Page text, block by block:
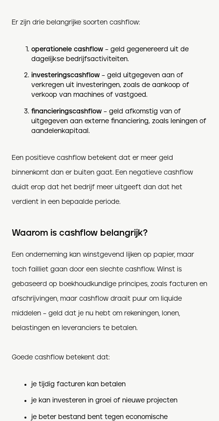
Er zijn drie belangrijke soorten cashflow:
operationele cashflow – geld gegenereerd uit de
dagelijkse bedrijfsactiviteiten.
investeringscashflow – geld uitgegeven aan of
verkregen uit investeringen, zoals de aankoop of
verkoop van machines of vastgoed.
financieringscashflow – geld afkomstig van of
uitgegeven aan externe financiering, zoals leningen of
aandelenkapitaal.
Een positieve cashflow betekent dat er meer geld
binnenkomt dan er buiten gaat. Een negatieve cashflow
duidt erop dat het bedrijf meer uitgeeft dan dat het
verdient in een bepaalde periode.
Waarom is cashflow belangrijk?
Een onderneming kan winstgevend lijken op papier, maar
toch failliet gaan door een slechte cashflow. Winst is
gebaseerd op boekhoudkundige principes, zoals facturen en
afschrijvingen, maar cashflow draait puur om liquide
middelen – geld dat je nu hebt om rekeningen, lonen,
belastingen en leveranciers te betalen.
Goede cashflow betekent dat:
je tijdig facturen kan betalen
je kan investeren in groei of nieuwe projecten
je beter bestand bent tegen economische